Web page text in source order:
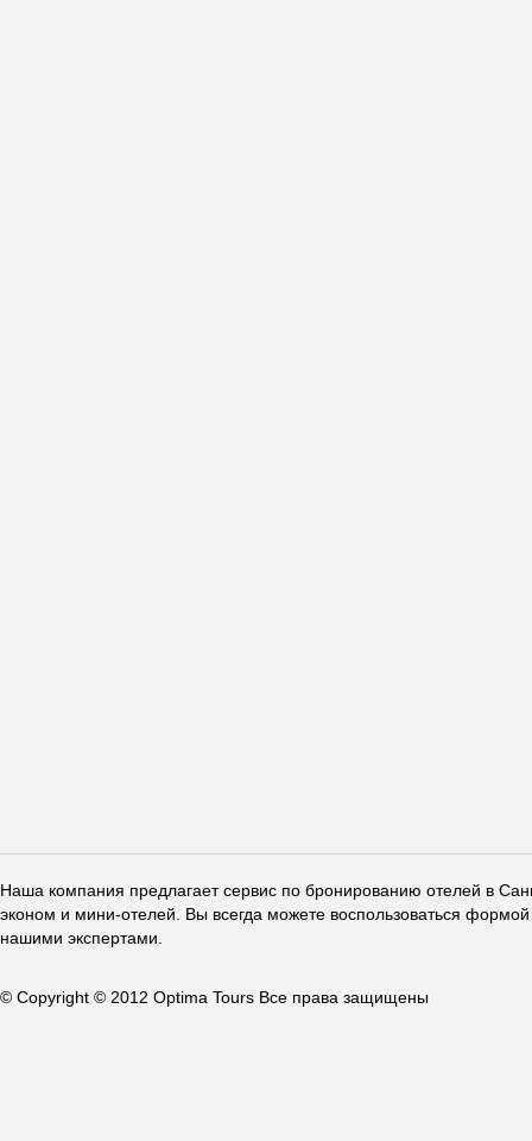
Наша компания предлагает сервис по бронированию отелей в
эконом и мини-отелей. Вы всегда можете воспользоваться
нашими экспертами.
© Copyright © 2012 Optima Tours Все права защищены